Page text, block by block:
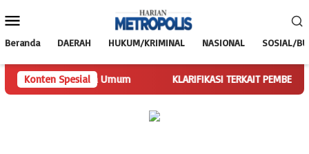
ke
Mobile
Beranda DAERAH HUKUM/KRIMINAL NASIONAL SOSIAL/
Konten Spesial
Tugas Ketua Umum KLARIFIKASI TERKAIT PEMBERITAAN